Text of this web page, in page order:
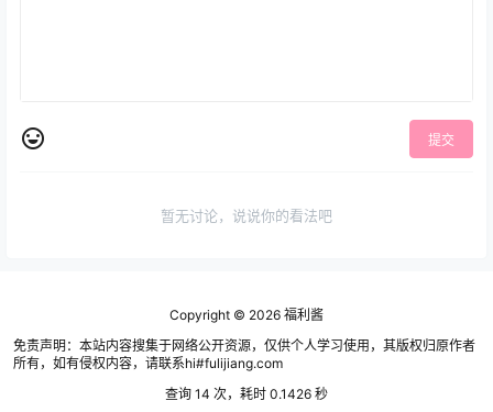
提交
暂无讨论，说说你的看法吧
Copyright © 2026 福利酱
免责声明：本站内容搜集于网络公开资源，仅供个人学习使用，其版权归原作者
所有，如有侵权内容，请联系hi#fulijiang.com
查询 14 次，耗时 0.1426 秒